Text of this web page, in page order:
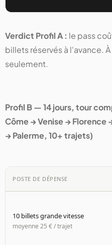
Verdict Profil A : le pass
billets réservés à l'avance.
seulement.
Profil B — 14 jours, tour
Côme → Venise → Florence
→ Palerme, 10+ trajets)
POSTE DE DÉPENSE
10 billets grande vitesse
moyenne 25 € / trajet